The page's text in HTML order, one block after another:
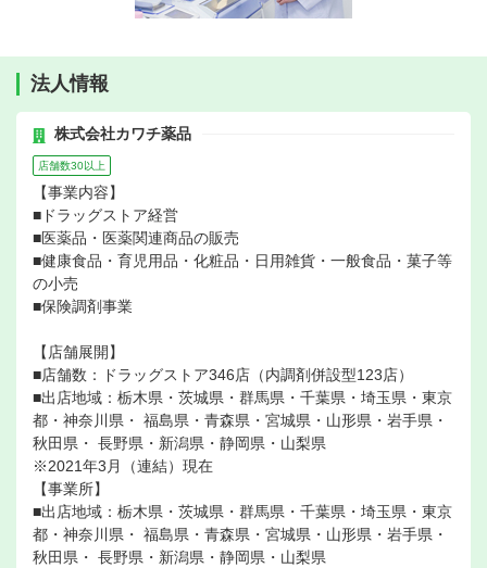
法人情報
株式会社カワチ薬品
店舗数30以上
【事業内容】
■ドラッグストア経営
■医薬品・医薬関連商品の販売
■健康食品・育児用品・化粧品・日用雑貨・一般食品・菓子等
の小売
■保険調剤事業
【店舗展開】
■店舗数：ドラッグストア346店（内調剤併設型123店）
■出店地域：栃木県・茨城県・群馬県・千葉県・埼玉県・東京
都・神奈川県・ 福島県・青森県・宮城県・山形県・岩手県・
秋田県・ 長野県・新潟県・静岡県・山梨県
※2021年3月（連結）現在
【事業所】
■出店地域：栃木県・茨城県・群馬県・千葉県・埼玉県・東京
都・神奈川県・ 福島県・青森県・宮城県・山形県・岩手県・
秋田県・ 長野県・新潟県・静岡県・山梨県